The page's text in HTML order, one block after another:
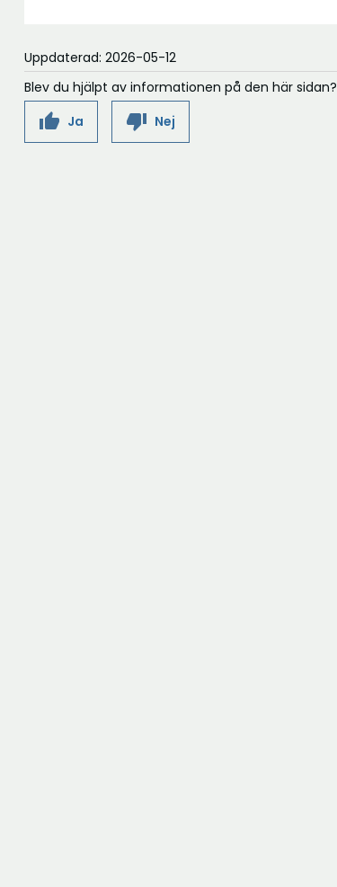
f
Uppdaterad: 2026-05-12
Blev du hjälpt av informationen på den här sidan?
thumb_up Ja thumb_down Nej